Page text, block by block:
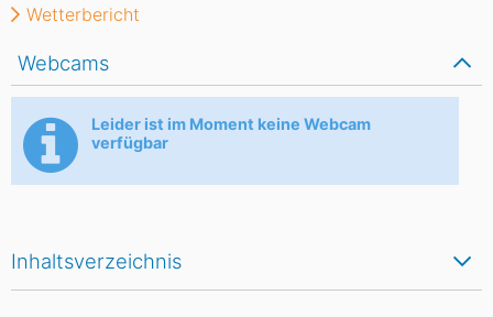
Inhaltsverzeichnis
Wetterbericht
Webcams
Leider ist im Moment keine Webcam
verfügbar